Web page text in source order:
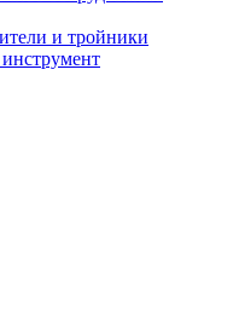
и тройники